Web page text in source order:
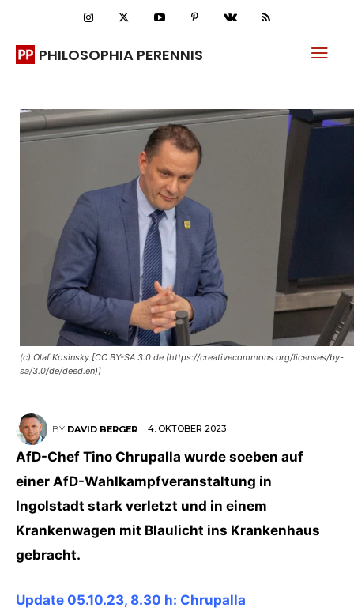
PHILOSOPHIA PERENNIS
(c) Olaf Kosinsky [CC BY-SA 3.0 de (https://creativecommons.org/licenses/by-
sa/3.0/de/deed.en)]
BY DAVID BERGER 4. OKTOBER 2023
AfD-Chef Tino Chrupalla wurde soeben auf
einer AfD-Wahlkampfveranstaltung in
Ingolstadt stark verletzt und in einem
Krankenwagen mit Blaulicht ins Krankenhaus
gebracht.
Update 05.10.23, 8.30 h: Chrupalla